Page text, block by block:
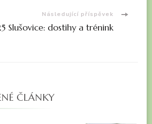
Následující příspěvek
Slušovice: dostihy a trénink
ČLÁNKY